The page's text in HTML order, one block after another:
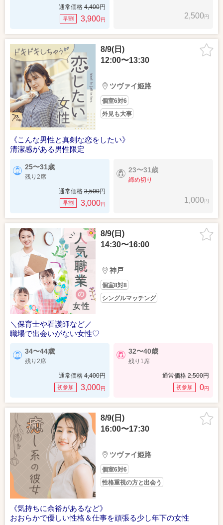
通常価格 4,400円
早割 3,900円 2,500円
8/9(日)
12:00〜13:30
ツヴァイ姫路
個室6対6
外見も大事
《こんな男性と真剣な恋をしたい》
清潔感がある男性限定
25〜31歳
残り2席
通常価格 3,500円
早割 3,000円
23〜31歳
締め切り
1,000円
8/9(日)
14:30〜16:00
神戸
個室8対8
シングルマッチング
＼保育士や看護師など／
職場で出会いがない女性♡
34〜44歳
残り2席
通常価格 4,400円
初参加 3,000円
32〜40歳
残り1席
通常価格 2,500円
初参加 0円
8/9(日)
16:00〜17:30
ツヴァイ姫路
個室6対6
性格重視の方と出会う
《気持ちに余裕があるなど》
おおらかで優しい性格＆仕事を頑張る少し年下の女性